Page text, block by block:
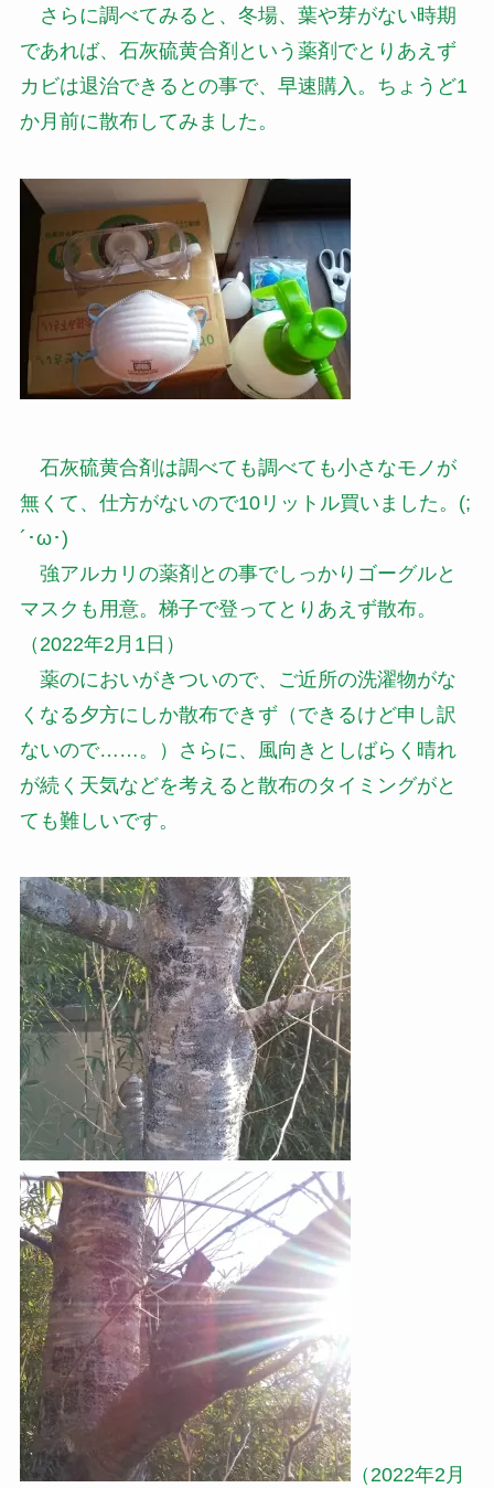
さらに調べてみると、冬場、葉や芽がない時期
であれば、石灰硫黄合剤という薬剤でとりあえず
カビは退治できるとの事で、早速購入。ちょうど1
か月前に散布してみました。
石灰硫黄合剤は調べても調べても小さなモノが
無くて、仕方がないので10リットル買いました。(;
´･ω･)
強アルカリの薬剤との事でしっかりゴーグルと
マスクも用意。梯子で登ってとりあえず散布。
（2022年2月1日）
薬のにおいがきついので、ご近所の洗濯物がな
くなる夕方にしか散布できず（できるけど申し訳
ないので……。）さらに、風向きとしばらく晴れ
が続く天気などを考えると散布のタイミングがと
ても難しいです。
（2022年2月